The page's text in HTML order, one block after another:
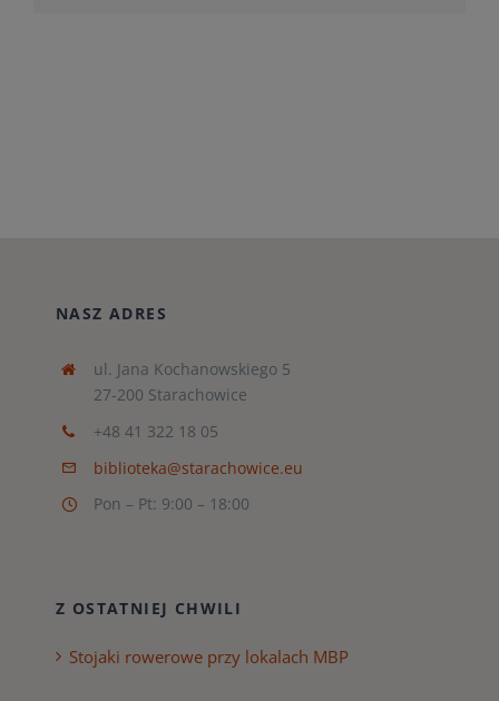
NASZ ADRES
ul. Jana Kochanowskiego 5
27-200 Starachowice
+48 41 322 18 05
biblioteka@starachowice.eu
Pon – Pt: 9:00 – 18:00
Z OSTATNIEJ CHWILI
Stojaki rowerowe przy lokalach MBP